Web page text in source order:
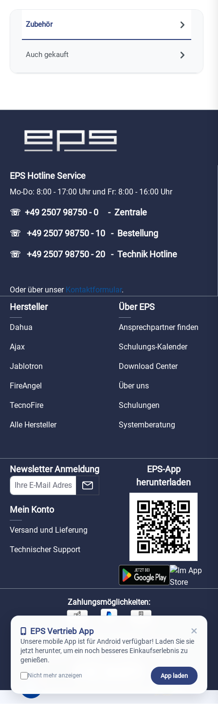
Zubehör
Auch gekauft
EPS Hotline Service
Mo-Do: 8:00 - 17:00 Uhr und Fr: 8:00 - 16:00 Uhr
☏ +49 2507 98750 - 0 - Zentrale
☏ +49 2507 98750 - 10 - Bestellung
☏ +49 2507 98750 - 20 - Technik Hotline
Oder über unser Kontaktformular.
Hersteller
Dahua
Ajax
Jablotron
FireAngel
TecnoFire
Alle Hersteller
Über EPS
Ansprechpartner finden
Schulungs-Kalender
Download Center
Über uns
Schulungen
Systemberatung
Newsletter Anmeldung
Mein Konto
Versand und Lieferung
Technischer Support
EPS-App
herunterladen
Zahlungsmöglichkeiten:
Unsere Versandpartner:
EPS Vertrieb App ×
Unsere mobile App ist für Android verfügbar! Laden Sie sie
jetzt herunter, um ein noch besseres Einkaufserlebnis zu
genießen.
Nicht mehr anzeigen App laden